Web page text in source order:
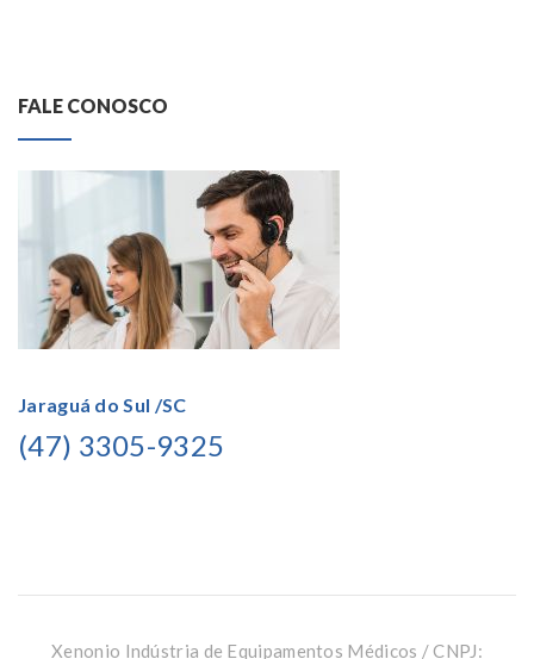
FALE CONOSCO
Jaraguá do Sul /SC
(47) 3305-9325
Xenonio Indústria de Equipamentos Médicos / CNPJ: